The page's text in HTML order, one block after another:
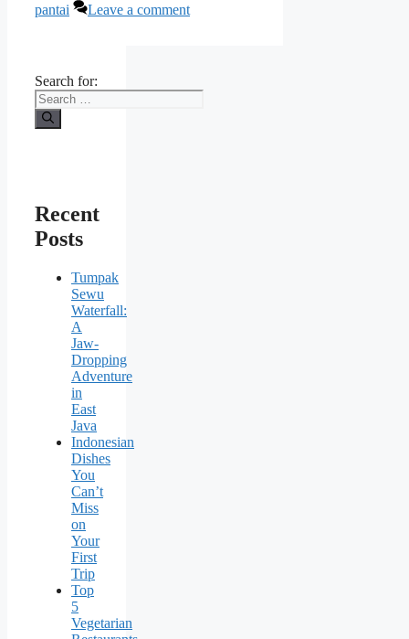
pantai
Leave a comment
Search for:
Recent
Posts
Tumpak
Sewu
Waterfall:
A
Jaw-
Dropping
Adventure
in
East
Java
Indonesian
Dishes
You
Can’t
Miss
on
Your
First
Trip
Top
5
Vegetarian